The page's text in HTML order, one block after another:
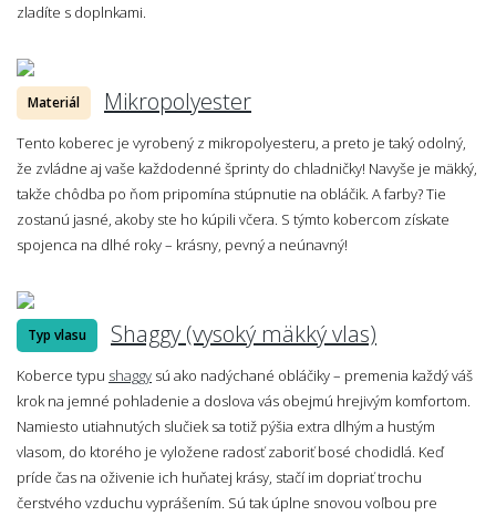
zladíte s doplnkami.
Materiál Mikropolyester
Tento koberec je vyrobený z mikropolyesteru, a preto je taký odolný,
že zvládne aj vaše každodenné šprinty do chladničky! Navyše je mäkký,
takže chôdba po ňom pripomína stúpnutie na obláčik. A farby? Tie
zostanú jasné, akoby ste ho kúpili včera. S týmto kobercom získate
spojenca na dlhé roky – krásny, pevný a neúnavný!
Typ vlasu Shaggy (vysoký mäkký vlas)
Koberce typu shaggy sú ako nadýchané obláčiky – premenia každý váš
krok na jemné pohladenie a doslova vás obejmú hrejivým komfortom.
Namiesto utiahnutých slučiek sa totiž pýšia extra dlhým a hustým
vlasom, do ktorého je vyložene radosť zaboriť bosé chodidlá. Keď
príde čas na oživenie ich huňatej krásy, stačí im dopriať trochu
čerstvého vzduchu vyprášením. Sú tak úplne snovou voľbou pre